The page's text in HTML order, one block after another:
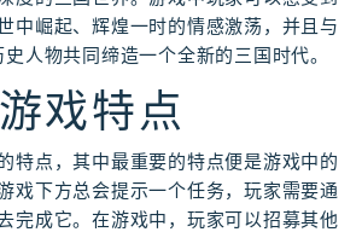
中崛起、辉煌一时的情感激荡，并且与
人物共同缔造一个全新的三国时代。
游戏特点
特点，其中最重要的特点便是游戏中的
戏下方总会提示一个任务，玩家需要通
完成它。在游戏中，玩家可以招募其他